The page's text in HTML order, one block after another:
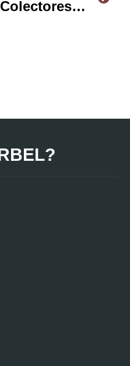
Colectores de povo, ¿buenos y malos?